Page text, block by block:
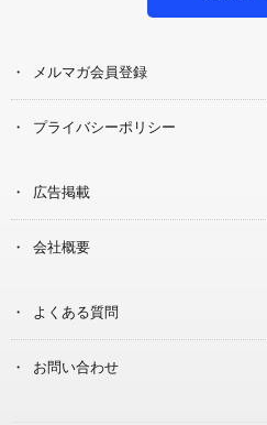
メルマガ会員登録
プライバシーポリシー
広告掲載
会社概要
よくある質問
お問い合わせ